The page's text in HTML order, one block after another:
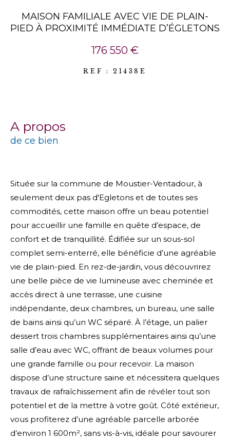
MAISON FAMILIALE AVEC VIE DE PLAIN-
PIED À PROXIMITÉ IMMÉDIATE D’ÉGLETONS
176 550 €
REF : 21438E
a propos
de ce bien
Située sur la commune de Moustier-Ventadour, à
seulement deux pas d'Egletons et de toutes ses
commodités, cette maison offre un beau potentiel
pour accueillir une famille en quête d’espace, de
confort et de tranquillité. Édifiée sur un sous-sol
complet semi-enterré, elle bénéficie d’une agréable
vie de plain-pied. En rez-de-jardin, vous découvrirez
une belle pièce de vie lumineuse avec cheminée et
accès direct à une terrasse, une cuisine
indépendante, deux chambres, un bureau, une salle
de bains ainsi qu’un WC séparé. À l’étage, un palier
dessert trois chambres supplémentaires ainsi qu’une
salle d’eau avec WC, offrant de beaux volumes pour
une grande famille ou pour recevoir. La maison
dispose d’une structure saine et nécessitera quelques
travaux de rafraîchissement afin de révéler tout son
potentiel et de la mettre à votre goût. Côté extérieur,
vous profiterez d’une agréable parcelle arborée
d’environ 1 600m², sans vis-à-vis, idéale pour savourer